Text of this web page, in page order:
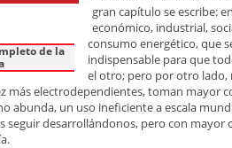
de la
gran capítulo se escribe:
económico, industrial,
consumo energético, que
indispensable para que
el otro; pero por otro lado,
más electrodependientes, toman mayor
abunda, un uso ineficiente a escala
seguir desarrollándonos, pero con mayor